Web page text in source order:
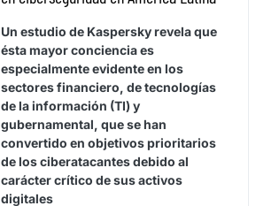
Un estudio de Kaspersky revela que
ésta mayor conciencia es
especialmente evidente en los
sectores financiero, de tecnologías
de la información (TI) y
gubernamental, que se han
convertido en objetivos prioritarios
de los ciberatacantes debido al
carácter crítico de sus activos
digitales